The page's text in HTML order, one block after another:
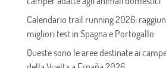
Calendario trail running 2026:
migliori test in Spagna e Portogallo
Queste sono le aree destinate ai